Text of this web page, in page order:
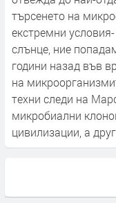
търсенето на
екстремни
слънце, ние
години назад във
на
техни следи на
микробиални
цивилизации, а